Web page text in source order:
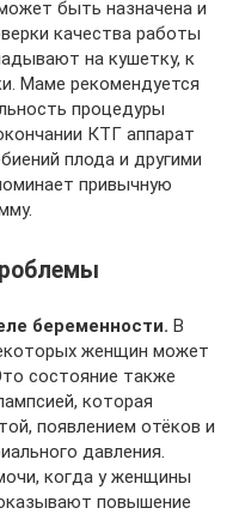
быть назначена и
качества работы
на кушетку, к
Маме рекомендуется
процедуры
КТГ аппарат
плода и другими
привычную
беременности. В
женщин может
состояние также
которая
появлением отёков и
давления.
когда у женщины
повышение